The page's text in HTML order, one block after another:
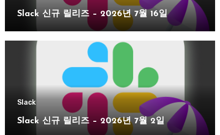
Slack 신규 릴리즈 – 2026년 7월 16일
Slack
Slack 신규 릴리즈 – 2026년 7월 2일